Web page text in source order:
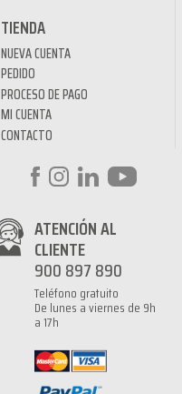
TIENDA
NUEVA CUENTA
PEDIDO
PROCESO DE PAGO
MI CUENTA
CONTACTO
ATENCIÓN AL
CLIENTE
900 897 890
Teléfono gratuito
De lunes a viernes de 9h
a 17h